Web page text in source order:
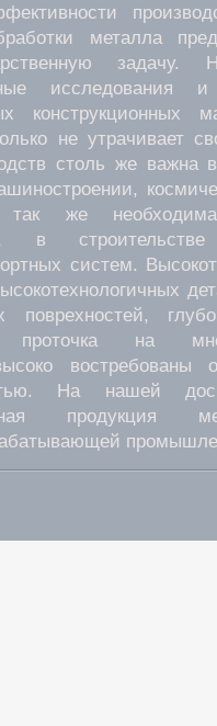
металла
исследования
конструкционных
не утрачивает
столь же важна
так же
в
систем.
на
востребованы
На нашей
продукция